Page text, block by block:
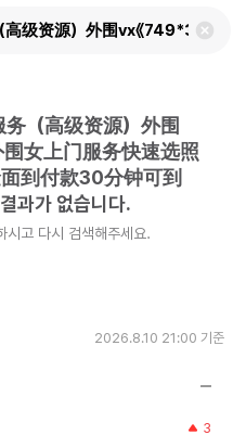
검
（高级资源）外围
女上门服务快速选照
到付款30分钟可到
과가 없습니다.
시고 다시 검색해주세요.
2026.8.10 21:00 기준
3